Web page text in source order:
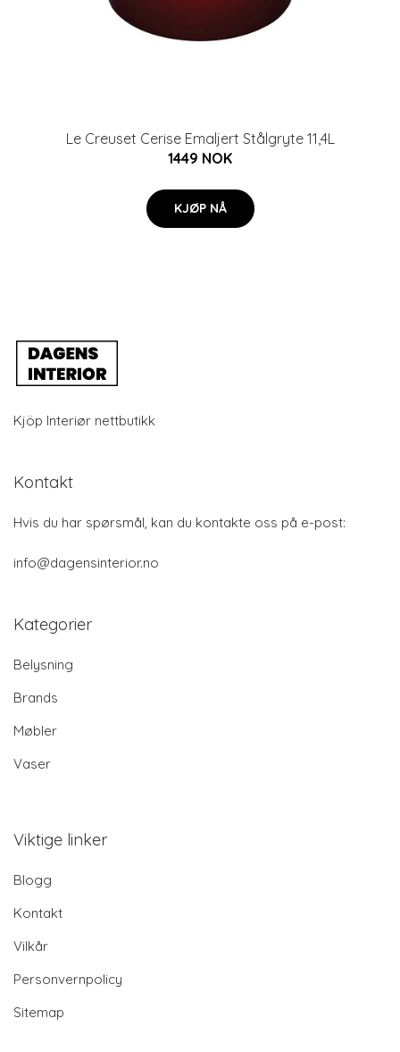
Le Creuset Cerise Emaljert Stålgryte 11,4L
1449 NOK
KJØP NÅ
Kjöp Interiør nettbutikk
Kontakt
Hvis du har spørsmål, kan du kontakte oss på e-post:
info@dagensinterior.no
Kategorier
Belysning
Brands
Møbler
Vaser
Viktige linker
Blogg
Kontakt
Vilkår
Personvernpolicy
Sitemap